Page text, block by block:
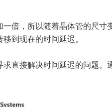
倍，所以随着晶体管的尺
到现在的时间延迟。
直接解决时间延迟的问题